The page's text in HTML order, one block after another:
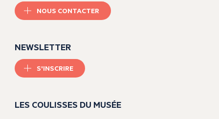
NOUS CONTACTER
NEWSLETTER
S'INSCRIRE
LES COULISSES DU MUSÉE